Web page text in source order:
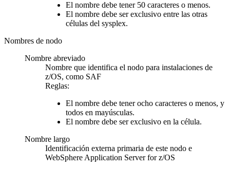
El nombre debe tener 50 caracteres o menos.
El nombre debe ser exclusivo entre las otras
células del sysplex.
Nombres de nodo
Nombre abreviado
Nombre que identifica el nodo para instalaciones de
z/OS, como SAF
Reglas:
El nombre debe tener ocho caracteres o menos, y
todos en mayúsculas.
El nombre debe ser exclusivo en la célula.
Nombre largo
Identificación externa primaria de este nodo e
WebSphere Application Server for z/OS